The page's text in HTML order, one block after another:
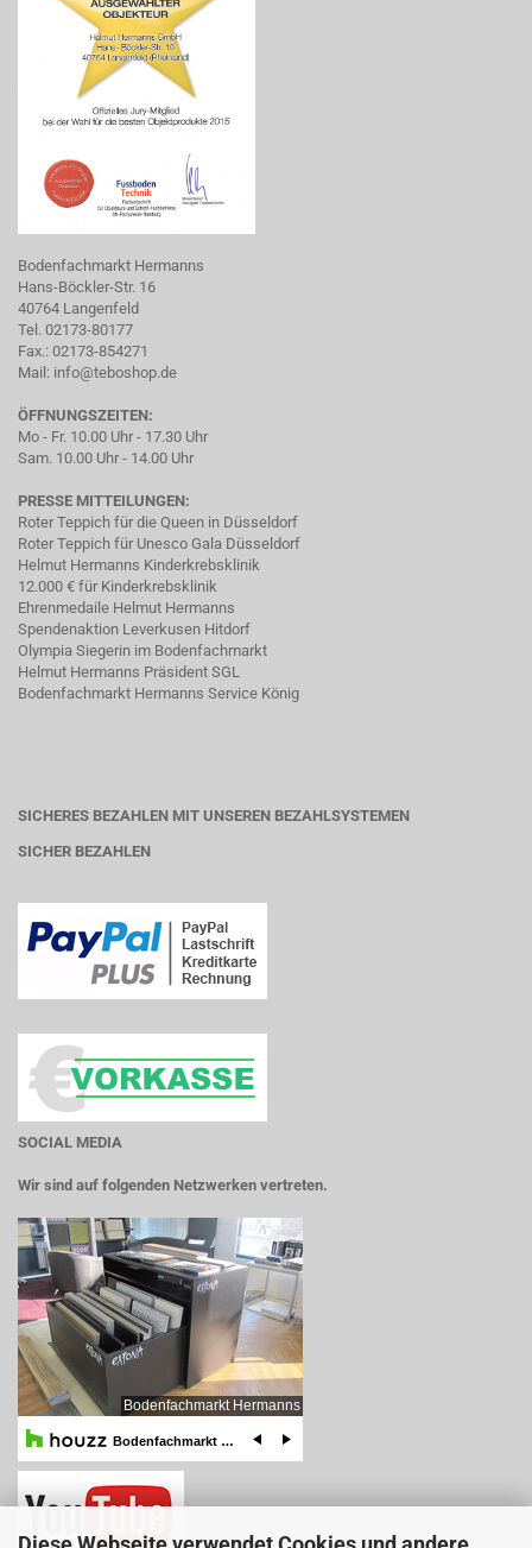
Bodenfachmarkt Hermanns
Hans-Böckler-Str. 16
40764 Langenfeld
Tel. 02173-80177
Fax.: 02173-854271
Mail: info@teboshop.de
ÖFFNUNGSZEITEN:
Mo - Fr. 10.00 Uhr - 17.30 Uhr
Sam. 10.00 Uhr - 14.00 Uhr
PRESSE MITTEILUNGEN:
Roter Teppich für die Queen in Düsseldorf
Roter Teppich für Unesco Gala Düsseldorf
Helmut Hermanns Kinderkrebsklinik
12.000 € für Kinderkrebsklinik
Ehrenmedaile Helmut Hermanns
Spendenaktion Leverkusen Hitdorf
Olympia Siegerin im Bodenfachmarkt
Helmut Hermanns Präsident SGL
Bodenfachmarkt Hermanns Service König
SICHERES BEZAHLEN MIT UNSEREN BEZAHLSYSTEMEN
SICHER BEZAHLEN
SOCIAL MEDIA
Wir sind auf folgenden Netzwerken vertreten.